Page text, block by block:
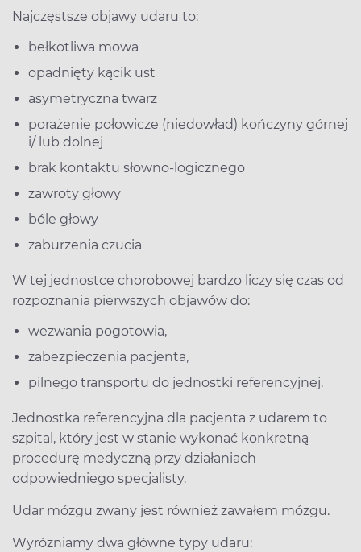
Najczęstsze objawy udaru to:
bełkotliwa mowa
opadnięty kącik ust
asymetryczna twarz
porażenie połowicze (niedowład) kończyny górnej
i/ lub dolnej
brak kontaktu słowno-logicznego
zawroty głowy
bóle głowy
zaburzenia czucia
W tej jednostce chorobowej bardzo liczy się czas od
rozpoznania pierwszych objawów do:
wezwania pogotowia,
zabezpieczenia pacjenta,
pilnego transportu do jednostki referencyjnej.
Jednostka referencyjna dla pacjenta z udarem to
szpital, który jest w stanie wykonać konkretną
procedurę medyczną przy działaniach
odpowiedniego specjalisty.
Udar mózgu zwany jest również zawałem mózgu.
Wyróżniamy dwa główne typy udaru: